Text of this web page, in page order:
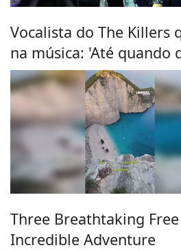
Vocalista do The Killers
na música: 'Até quando
Three Breathtaking
Incredible Adventure